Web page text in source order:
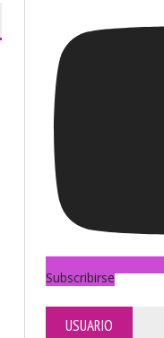
Subscribirse
USUARIO